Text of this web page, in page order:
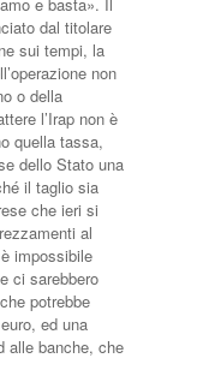
dal titolare
sui tempi, la
non
o del­la
l’Irap non è
quella tassa,
dello Stato una
il taglio sia
che ieri si
al
impossibile
ci sarebbe­ro
potrebbe
ed una
alle ban­che, che